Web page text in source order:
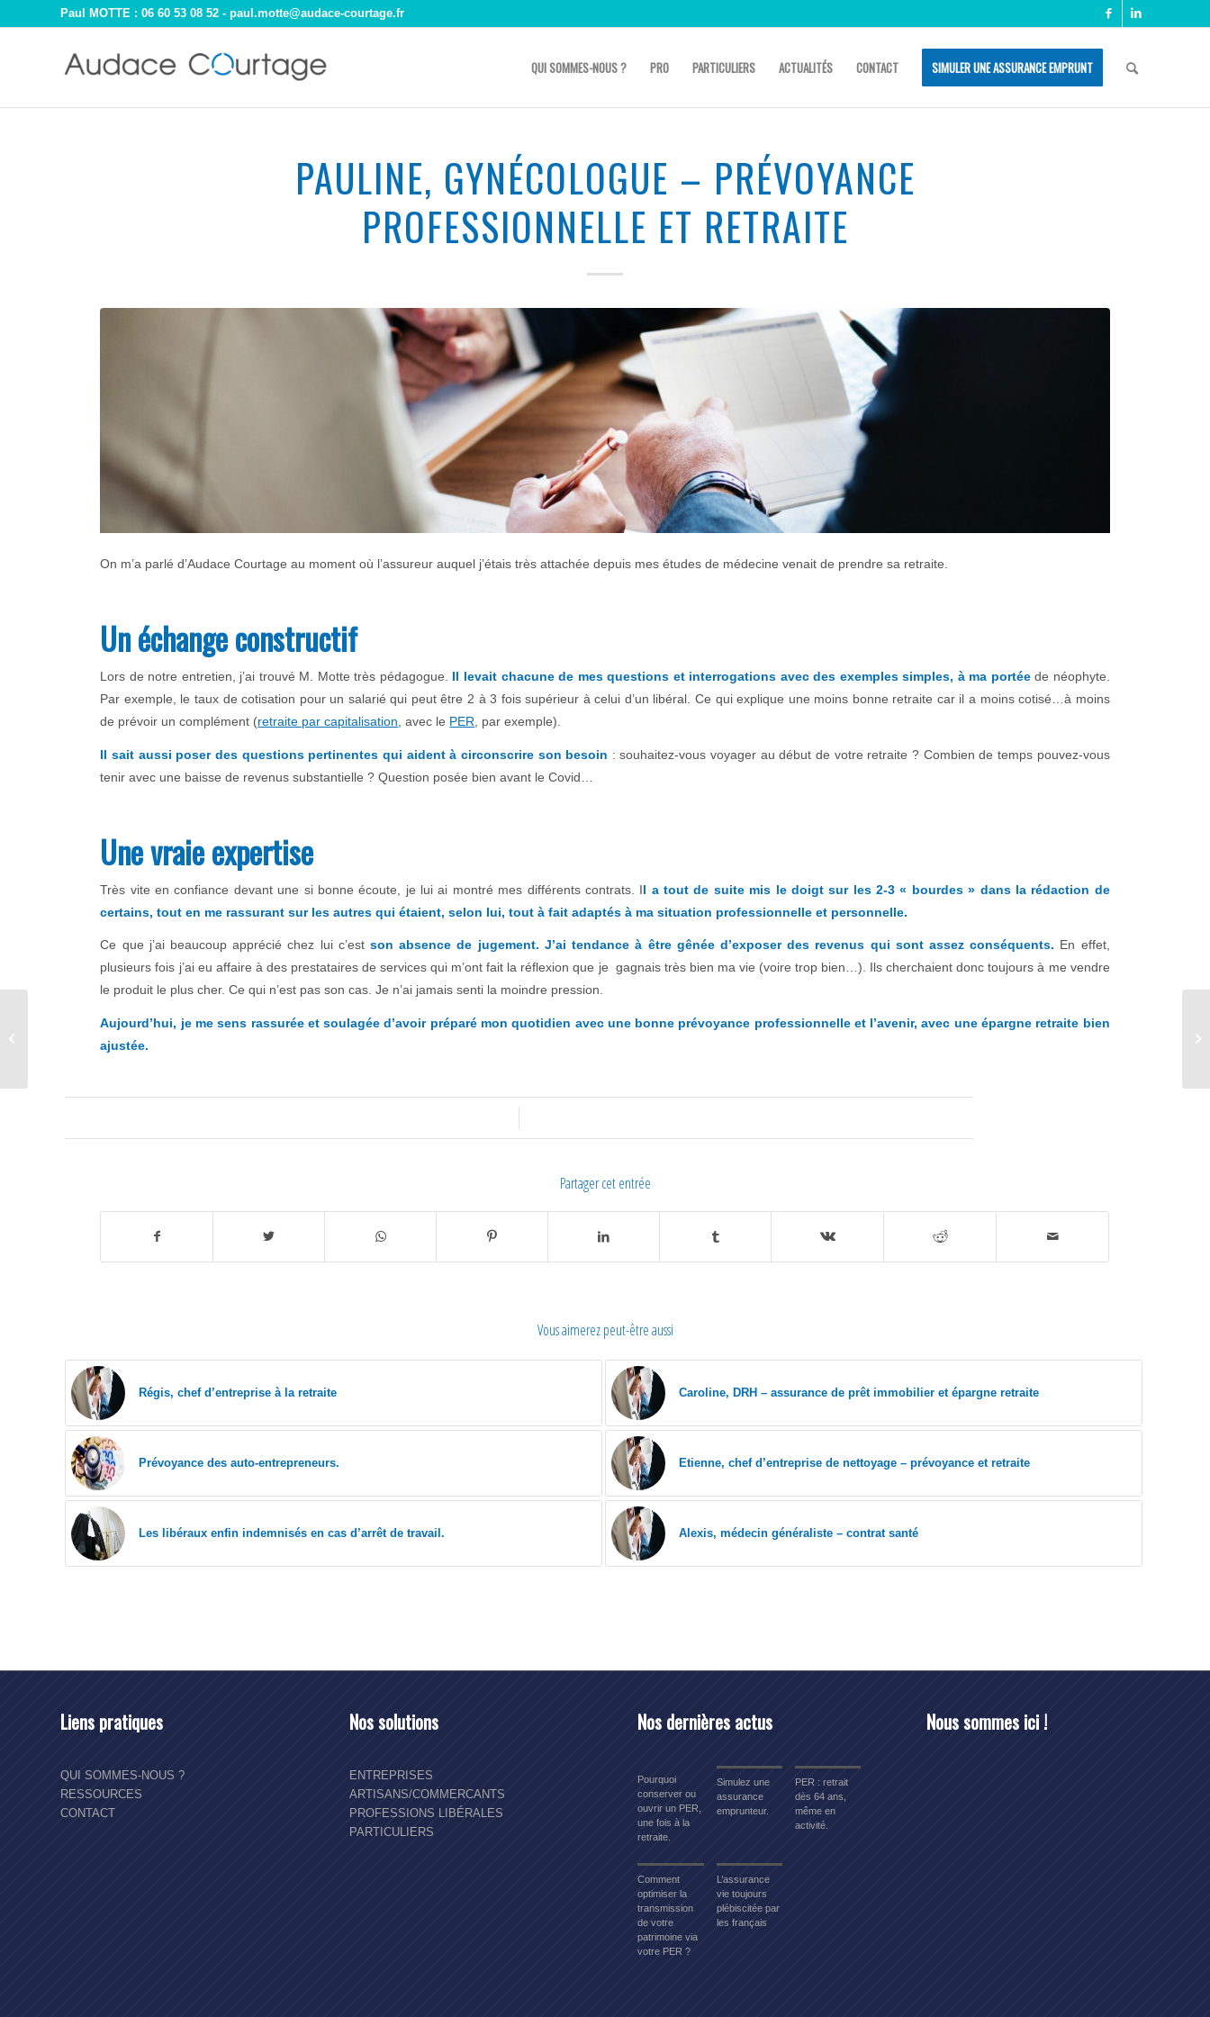
Paul MOTTE : 06 60 53 08 52 - paul.motte@audace-courtage.fr
QUI SOMMES-NOUS ? PRO PARTICULIERS ACTUALITÉS CONTACT SIMULER UNE ASSURANCE EMPRUNT
PAULINE, GYNÉCOLOGUE – PRÉVOYANCE
PROFESSIONNELLE ET RETRAITE
On m’a parlé d’Audace Courtage au moment où l’assureur auquel j’étais très attachée depuis mes études de médecine venait de prendre sa retraite.
Un échange constructif
Lors de notre entretien, j’ai trouvé M. Motte très pédagogue. Il levait chacune de mes questions et interrogations avec des exemples simples, à ma portéede néophyte.
Par exemple, le taux de cotisation pour un salarié qui peut être 2 à 3 fois supérieur à celui d’un libéral. Ce qui explique une moins bonne retraite car il a moins cotisé…à moins
de prévoir un complément (retraite par capitalisation , avec le PER , par exemple).
Il sait aussi poser des questions pertinentes qui aident à circonscrire son besoin : souhaitez-vous voyager au début de votre retraite ? Combien de temps pouvez-vous
tenir avec une baisse de revenus substantielle ? Question posée bien avant le Covid…
Une vraie expertise
Très vite en confiance devant une si bonne écoute, je lui ai montré mes différents contrats. Il a tout de suite mis le doigt sur les 2-3 « bourdes » dans la rédaction de
certains, tout en me rassurant sur les autres qui étaient, selon lui, tout à fait adaptés à ma situation professionnelle et personnelle.
Ce que j’ai beaucoup apprécié chez lui c’estson absence de jugement. J’ai tendance à être gênée d’exposer des revenus qui sont assez conséquents. En effet,
plusieurs fois j’ai eu affaire à des prestataires de services qui m’ont fait la réflexion que je gagnais très bien ma vie (voire trop bien…). Ils cherchaient donc toujours à me vendre
le produit le plus cher. Ce qui n’est pas son cas. Je n’ai jamais senti la moindre pression.
Aujourd’hui, je me sens rassurée et soulagée d’avoir préparé mon quotidien avec une bonne prévoyance professionnelle et l’avenir, avec une épargne retraite bien
ajustée.
Partager cet entrée
Vous aimerez peut-être aussi
Régis, chef d’entreprise à la retraite Caroline, DRH – assurance de prêt immobilier et épargne retraite
Prévoyance des auto-entrepreneurs. Etienne, chef d’entreprise de nettoyage – prévoyance et retraite
Les libéraux enfin indemnisés en cas d’arrêt de travail. Alexis, médecin généraliste – contrat santé
Liens pratiques
QUI SOMMES-NOUS ?
RESSOURCES
CONTACT
Nos solutions
ENTREPRISES
ARTISANS/COMMERCANTS
PROFESSIONS LIBÉRALES
PARTICULIERS
Nos dernières actus
Pourquoi
conserver ou
ouvrir un PER,
une fois à la
retraite.
Simulez une
assurance
emprunteur.
PER : retrait
dès 64 ans,
même en
activité.
Comment
optimiser la
transmission
de votre
patrimoine via
votre PER ?
L’assurance
vie toujours
plébiscitée par
les français
Nous sommes ici !
Perp, l’alimenter ou le
transférer sur un PER